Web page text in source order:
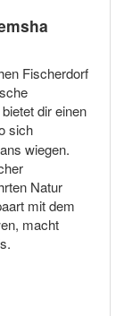
Fischerdorf
dir einen
sich
wiegen.
Natur
mit dem
macht